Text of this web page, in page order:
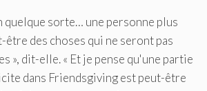
quelque sorte… une personne plus
des choses qui ne seront pas
», dit-elle. « Et je pense qu'une partie
dans Friendsgiving est peut-être